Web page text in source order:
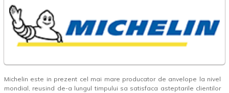
Michelin este in prezent cel mai mare producator de anvelope la nivel
mondial, reusind de-a lungul timpului sa satisfaca asteptarile clientilor